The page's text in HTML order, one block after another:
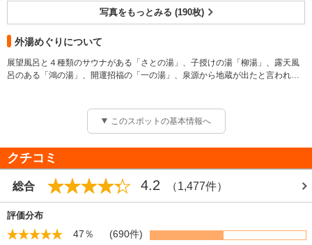
写真をもっとみる (190枚)
外湯めぐりについて
展望風呂と４種類のサウナがある「さとの湯」、子授けの湯「柳湯」、露天風
呂のある「鴻の湯」、開運招福の「一の湯」、泉源から地蔵が出たと言われる
このスポットの基本情報へ
クチコミ
総合 4.2 （1,477件）
評価分布
47％
(690件)